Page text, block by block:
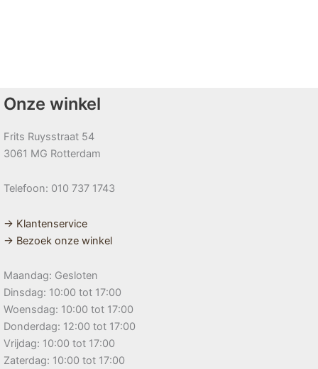
Onze winkel
Frits Ruysstraat 54
3061 MG Rotterdam
Telefoon: 010 737 1743
→ Klantenservice
→ Bezoek onze winkel
Maandag: Gesloten
Dinsdag: 10:00 tot 17:00
Woensdag: 10:00 tot 17:00
Donderdag: 12:00 tot 17:00
Vrijdag: 10:00 tot 17:00
Zaterdag: 10:00 tot 17:00